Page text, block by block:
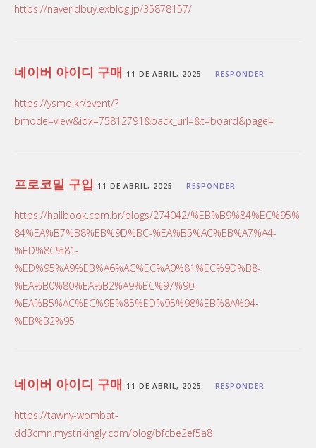
https://naveridbuy.exblog.jp/35878157/
네이버 아이디 구매 11 DE ABRIL, 2025 RESPONDER
https://ysmo.kr/event/?
bmode=view&idx=75812791&back_url=&t=board&page=
프로코밀 구입 11 DE ABRIL, 2025 RESPONDER
https://hallbook.com.br/blogs/274042/%EB%B9%84%EC%95%
84%EA%B7%B8%EB%9D%BC-%EA%B5%AC%EB%A7%A4-
%ED%8C%81-
%ED%95%A9%EB%A6%AC%EC%A0%81%EC%9D%B8-
%EA%B0%80%EA%B2%A9%EC%97%90-
%EA%B5%AC%EC%9E%85%ED%95%98%EB%8A%94-
%EB%B2%95
네이버 아이디 구매 11 DE ABRIL, 2025 RESPONDER
https://tawny-wombat-
dd3cmn.mystrikingly.com/blog/bfcbe2ef5a8